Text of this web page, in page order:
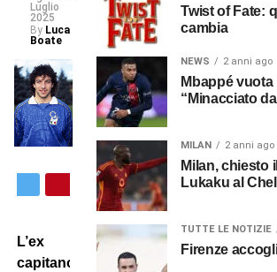
Luglio
2025
By Luca
Boate
L’ex
capitano
Twist of Fate:
cambia
NEWS 2 anni ago
Mbappé
“Minacciato
MILAN 2 anni ago
Milan, chiesto
Lukaku al
TUTTE LE NOTIZIE
Firenze